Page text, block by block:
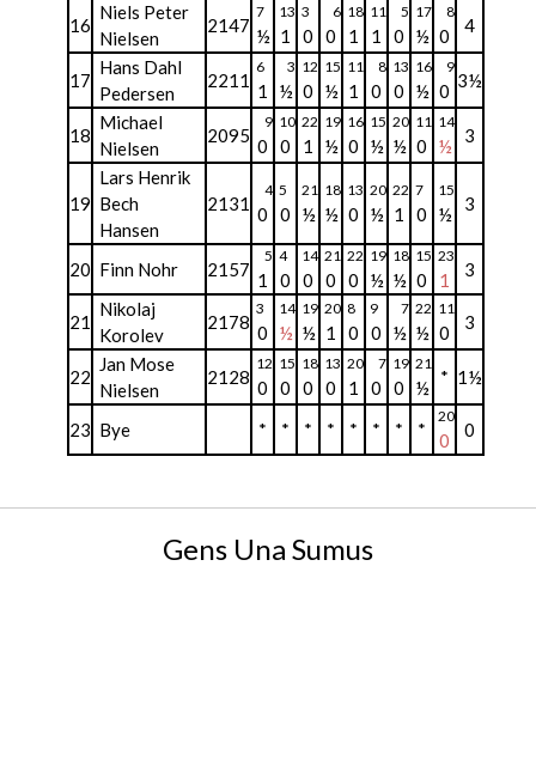
16
Niels Peter
Nielsen
2147
7
½
13
1
3
0
6
0
18
1
11
1
5
0
17
½
8
0 4
17
Hans Dahl
Pedersen
2211
6
1
3
½
12
0
15
½
11
1
8
0
13
0
16
½
9
0 3½
18
Michael
Nielsen
2095
9
0
10
0
22
1
19
½
16
0
15
½
20
½
11
0
14
½ 3
19
Lars Henrik
Bech
Hansen
2131
4
0
5
0
21
½
18
½
13
0
20
½
22
1
7
0
15
½ 3
20 Finn Nohr 2157
5
1
4
0
14
0
21
0
22
0
19
½
18
½
15
0
23
1 3
21
Nikolaj
Korolev
2178
3
0
14
½
19
½
20
1
8
0
9
0
7
½
22
½
11
0 3
22
Jan Mose
Nielsen
2128
12
0
15
0
18
0
13
0
20
1
7
0
19
0
21
½ * 1½
23 Bye * * * * * * * *
20
0 0
Gens Una Sumus